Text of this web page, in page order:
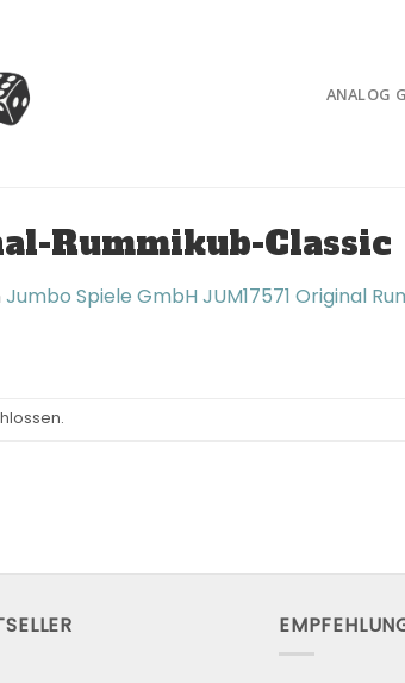
ANALOG
Rummikub-Classic
Jumbo Spiele GmbH JUM17571 Original